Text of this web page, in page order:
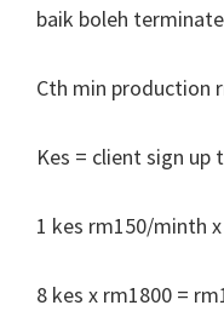
baik boleh
Cth min production
Kes = client sign up
1 kes rm150/minth
8 kes x rm1800 =